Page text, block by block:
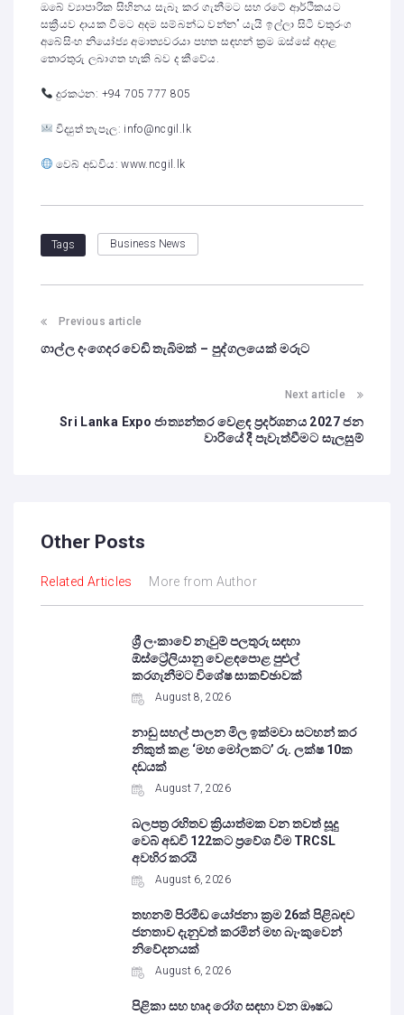
ඔබේ ව්‍යාපාරික සිහිනය සැබෑ කර ගැනීමට සහ රටේ ආර්ථිකයට
සක්‍රීයව දායක වීමට අදම සම්බන්ධ වන්න” යැයි ඉල්ලා සිටි චතුරංග
අබේසිංහ නියෝජ්‍ය අමාත්‍යවරයා පහත සඳහන් ක්‍රම ඔස්සේ අදාළ
තොරතුරු ලබාගත හැකි බව ද කීවේය.
දුරකථන: +94 705 777 805
විද්‍යුත් තැපෑල: info@ncgil.lk
වෙබ් අඩවිය: www.ncgil.lk
Tags Business News
Previous article
ගාල්ල දංගෙදර වෙඩි තැබිමක් – පුද්ගලයෙක් මරුට
Next article
Sri Lanka Expo ජාත්‍යන්තර වෙළඳ ප්‍රදර්ශනය 2027 ජන
වාරියේ දී පැවැත්වීමට සැලසුම්
Other Posts
Related Articles More from Author
ශ්‍රී ලංකාවේ නැවුම් පලතුරු සඳහා
ඕස්ට්‍රේලියානු වෙළඳපොළ පුළුල්
කරගැනීමට විශේෂ සාකච්ඡාවක්
August 8, 2026
නාඩු සහල් පාලන මිල ඉක්මවා සටහන් කර
නිකුත් කළ ‘මහ මෝලකට’ රු. ලක්ෂ 10ක
දඩයක්
August 7, 2026
බලපත්‍ර රහිතව ක්‍රියාත්මක වන තවත් සූදු
වෙබ් අඩවි 122කට ප්‍රවේශ වීම TRCSL
අවහිර කරයි
August 6, 2026
තහනම් පිරමීඩ යෝජනා ක්‍රම 26ක් පිළිබඳව
ජනතාව දැනුවත් කරමින් මහ බැංකුවෙන්
නිවේදනයක්
August 6, 2026
පිළිකා සහ හෘද රෝග සඳහා වන ඖෂධ